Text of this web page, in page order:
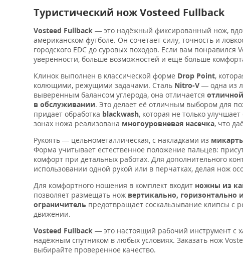
Туристический нож Vosteed Fullback
Vosteed Fullback — это надёжный фиксированный нож,
американском футболе. Он сочетает силу, точность и
городского EDC до суровых походов. Если вам
уверенности, больше возможностей и ещё больше
Клинок выполнен в классической форме Drop Point,
колющими, режущими задачами. Сталь Nitro-V — одна из
выверенным балансом углерода, она отличается
в обслуживании. Это делает её отличным выбором для
придает обработка blackwash, которая не только
зонах ножа реализована многоуровневая насечка, что
Рукоять — цельнометаллическая, с накладками из
Форма учитывает естественное положение пальцев:
комфорт при детальных работах. Для дополнительного
использовании одной рукой или в перчатках, делая нож
Для комфортного ношения в комплект входит ножны из
позволяет размещать нож вертикально, горизонтально
ограничитель предотвращает соскальзывание клипсы с
движении.
Vosteed Fullback — это настоящий рабочий инструмент с
надёжным спутником в любых условиях. Заказать нож
выбирайте проверенное качество.